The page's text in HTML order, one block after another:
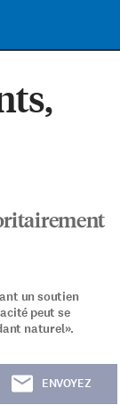
un soutien
peut se
naturel».
ENVOYEZ